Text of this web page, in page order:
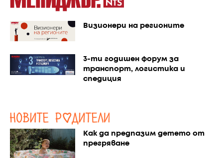
Визионери на регионите
3-ти годишен форум за
транспорт, логистика и
спедиция
Как да предпазим детето от
прегряване